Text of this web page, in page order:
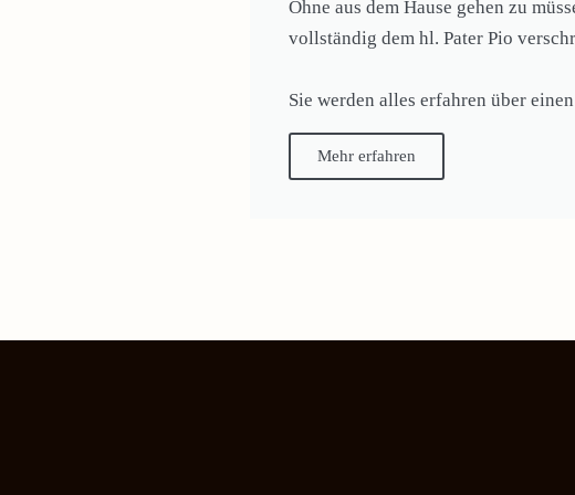
Ohne aus dem Hause gehen zu
vollständig dem hl. Pater Pio
Sie werden alles erfahren über
Mehr erfahren